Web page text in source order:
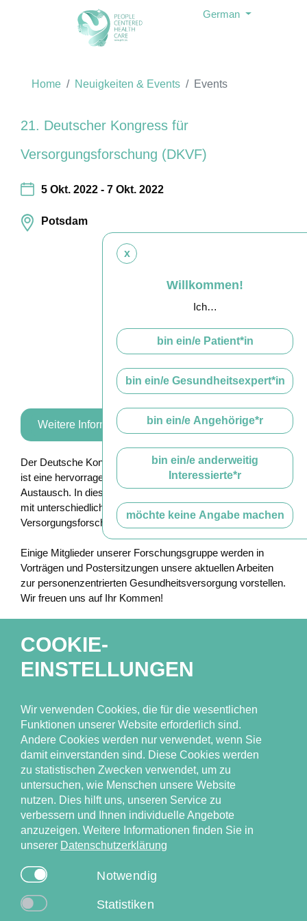
German
Home Neuigkeiten & Events Events
21. Deutscher Kongress für
Versorgungsforschung (DKVF)
5 Okt. 2022 - 7 Okt. 2022
Potsdam
Weitere Informationen und Anmeldung
Der Deutsche Kongress für Versorgungsforschung (DKVF)
ist eine hervorragende Plattform für den wissenschaftlichen
Austausch. In diesem Jahr werden Kliniker und Forscher
mit unterschiedlichem Hintergrund über den Nutzen der
Versorgungsforschung für die klinische Praxis diskutieren.
Einige Mitglieder unserer Forschungsgruppe werden in
Vorträgen und Postersitzungen unsere aktuellen Arbeiten
zur personenzentrierten Gesundheitsversorgung vorstellen.
Wir freuen uns auf Ihr Kommen!
x
Willkommen!
Ich…
bin ein/e Patient*in
bin ein/e Gesundheitsexpert*in
bin ein/e Angehörige*r
bin ein/e anderweitig
Interessierte*r
möchte keine Angabe machen
COOKIE-
EINSTELLUNGEN
Wir verwenden Cookies, die für die wesentlichen
Funktionen unserer Website erforderlich sind.
Andere Cookies werden nur verwendet, wenn Sie
damit einverstanden sind. Diese Cookies werden
zu statistischen Zwecken verwendet, um zu
untersuchen, wie Menschen unsere Website
nutzen. Dies hilft uns, unseren Service zu
verbessern und Ihnen individuelle Angebote
anzuzeigen. Weitere Informationen finden Sie in
unserer Datenschutzerklärung
Notwendig
Statistiken
Unser Team
Ressourcen
Publikationen
Neuigkeiten & Events
Versorgungsforschung in der Dermatologie und bei
Versorgungsforschung in der Dermatologie (CVderm)